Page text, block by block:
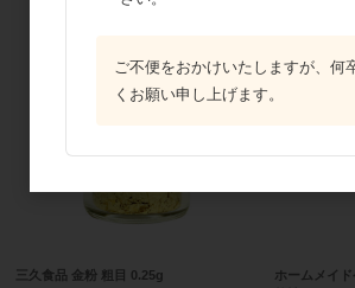
三久食品 金粉 粗目 0.25g
ホームメイド
ご不便をおかけいたしますが、何
くお願い申し上げます。